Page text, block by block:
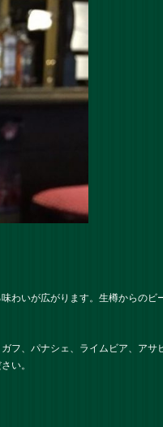
わいが広がります。生樽からのビ
フ、パナシェ、ライムビア、ア
い。